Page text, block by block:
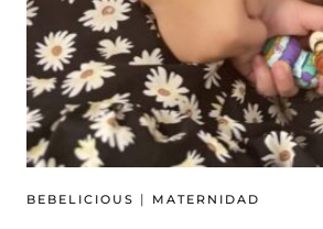
BEBELICIOUS | MATERNIDAD